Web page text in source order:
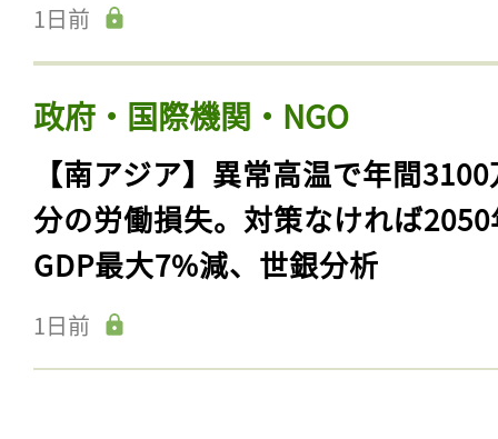
1日前
政府・国際機関・NGO
【南アジア】異常高温で年間
分の労働損失。対策なければ
GDP最大7%減、世銀分析
1日前